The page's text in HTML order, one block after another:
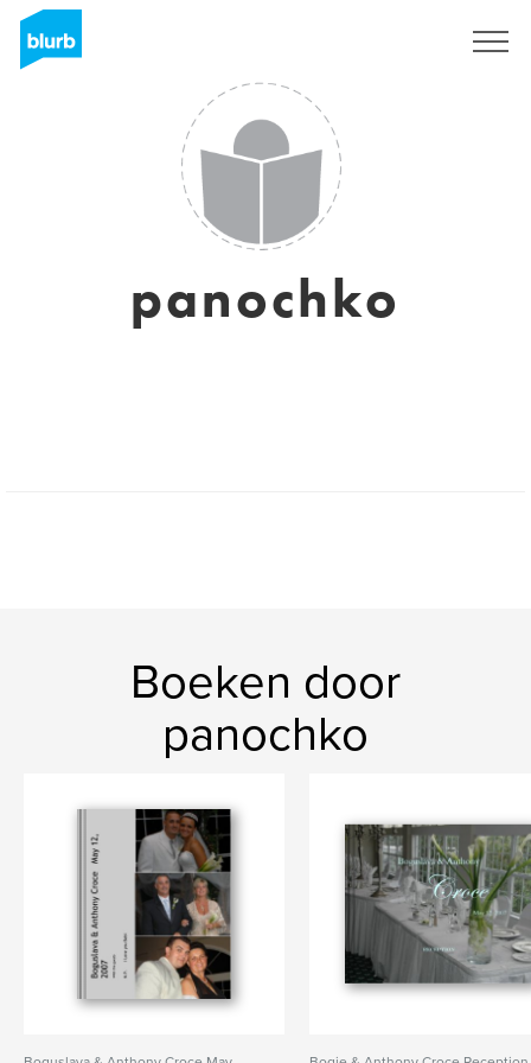
panochko
Boeken door
panochko